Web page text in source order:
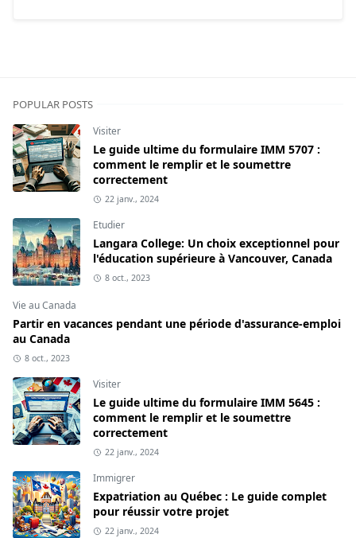
POPULAR POSTS
Visiter
Le guide ultime du formulaire IMM 5707 :
comment le remplir et le soumettre
correctement
22 janv., 2024
Etudier
Langara College: Un choix exceptionnel pour
l'éducation supérieure à Vancouver, Canada
8 oct., 2023
Vie au Canada
Partir en vacances pendant une période d'assurance-emploi
au Canada
8 oct., 2023
Visiter
Le guide ultime du formulaire IMM 5645 :
comment le remplir et le soumettre
correctement
22 janv., 2024
Immigrer
Expatriation au Québec : Le guide complet
pour réussir votre projet
22 janv., 2024